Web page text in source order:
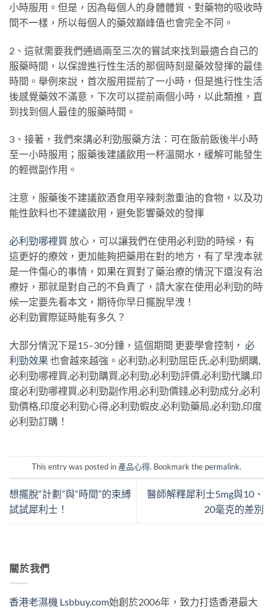
小時服用。但是，因為每個人的身體體質、對藥物的吸收時
間不一樣，所以每個人的藥效巔峰值也會完全不同。
2、這就需要我們通過兩至三次的嘗試來找到最適合自己的
服藥時間，以保證進行性生活的那個時刻是藥效發揮的最佳
時間。舉例來說，首次服用提前了一小時，但是進行性生活
後感覺藥效不滿意，下次可以提前兩個小時，以此類推，直
到找到個人最佳的服藥時間。
3、接著，我們來講必利勁服藥方法：可在飯前飯後半小時
至一小時服用；服藥後建議飲用一杯溫開水，緩解可能發生
的輕微副作用。
注意，服藥後不建議飲酒食用辛辣刺激重油的食物，以及功
能性飲料也不建議飲用，避免影響藥效的發揮
必利勁哪裡買 放心，可以讓我們在使用必利勁的時候，有
這更好的療效，更加能夠把藥用在對的地方，有了早洩本就
是一件傷心的事情，如果在買對了藥治療的情況下還沒有治
療好，那就是對自己的不負責了，請大家在使用必利勁的時
候一定要先看本文，期待你早日擺脫早洩！
必利勁實際延時能有多久？
大部分情況下是15–30分鐘，這個期間 更要學會控制， 必
利勁效果 也會越來越強。必利勁,必利勁屈臣氏,必利勁網購,
必利勁哪裡買,必利勁購買,必利勁,必利勁評價,必利勁代購,印
度必利勁哪裡買,必利勁副作用,必利勁價錢,必利勁成分,必利
勁價格,印度必利勁心得,必利勁蝦皮,必利勁藥局,必利勁,印度
必利勁訂購！
This entry was posted in 產品心得. Bookmark the permalink.
想擺脫“計劃”與“時間”的束縛
試試犀利士！
醫師解釋犀利士5mg與10、
20毫克的差別
關於我們
香港老濕機 Lsbbuy.com始創於2006年，致力打造香港最大